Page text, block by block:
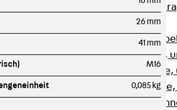
Kabelrinnen
Zurück
R Kabelrinne,
RS
RG
RGM
26 mm
41 mm
M16
0,085 kg